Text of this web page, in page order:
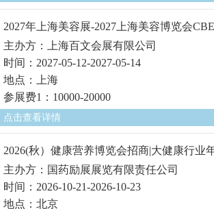
2027年上海美容展-2027上海美容博览会CBE
主办方：上海百文会展有限公司
时间：2027-05-12-2027-05-14
地点：上海
参展费1：10000-20000
点击查看详情
2026(秋）健康营养博览会招商|大健康行业
主办方：国药励展展览有限责任公司
时间：2026-10-21-2026-10-23
地点：北京